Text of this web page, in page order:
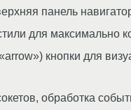
панель
для максимально
кнопки для
обработка